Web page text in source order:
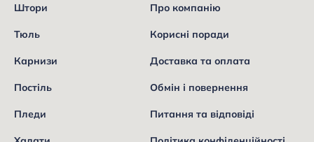
Штори
Тюль
Карнизи
Постіль
Пледи
Про компанію
Корисні поради
Доставка та оплата
Обмін і повернення
Питання та відповіді